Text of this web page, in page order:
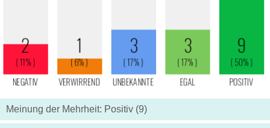
Meinung der Mehrheit: Positiv (9)